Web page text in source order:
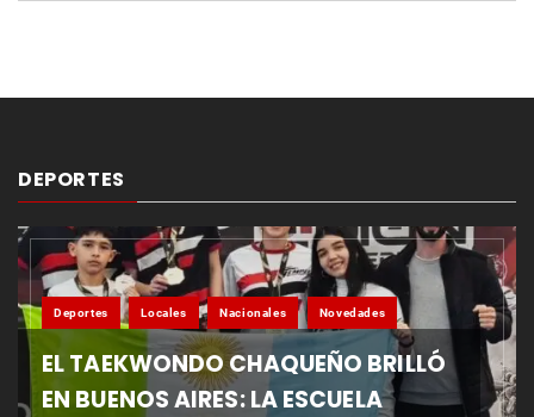
DEPORTES
Deportes Locales Nacionales Novedades
EL TAEKWONDO CHAQUEÑO BRILLÓ
EN BUENOS AIRES: LA ESCUELA